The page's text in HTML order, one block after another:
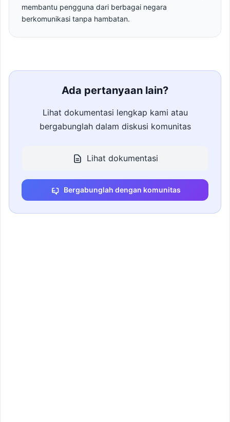
membantu pengguna dari berbagai negara
berkomunikasi tanpa hambatan.
Ada pertanyaan lain?
Lihat dokumentasi lengkap kami atau
bergabunglah dalam diskusi komunitas
Lihat dokumentasi
Bergabunglah dengan komunitas